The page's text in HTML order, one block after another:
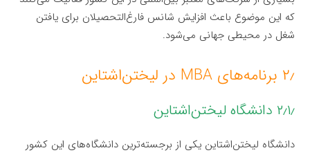
که این موضوع باعث افزایش شانس فارغ‌التحصیلان برای یافتن
شغل در محیطی جهانی می‌شود.
۲٫ برنامه‌های MBA در لیختن‌اشتاین
۲٫۱٫ دانشگاه لیختن‌اشتاین
دانشگاه لیختن‌اشتاین یکی از برجسته‌ترین دانشگاه‌های این کشور